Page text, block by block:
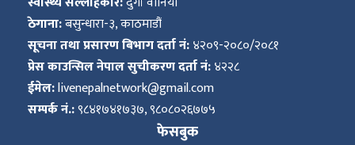
ठेगाना:बसुन्धारा-३, काठमाडौं
सूचना तथा प्रसारण बिभाग दर्ता नं:४२०९-२०८०/२०८१
प्रेस काउन्सिल नेपाल सुचीकरण दर्ता नं:४२२८
ईमेल:livenepalnetwork@gmail.com
सम्पर्क नं.:९८४१७४१७३७, ९८०८०२६७७५
फेसबुक